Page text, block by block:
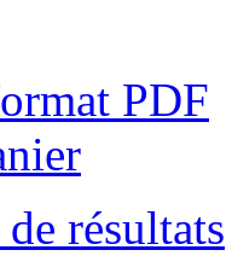
PDF
résultats